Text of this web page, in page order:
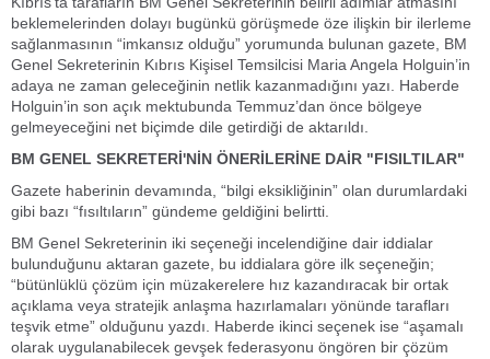
beklemelerinden dolayı bugünkü görüşmede öze ilişkin bir ilerleme
sağlanmasının “imkansız olduğu” yorumunda bulunan gazete, BM
Genel Sekreterinin Kıbrıs Kişisel Temsilcisi Maria Angela Holguin’in
adaya ne zaman geleceğinin netlik kazanmadığını yazı. Haberde
Holguin’in son açık mektubunda Temmuz’dan önce bölgeye
gelmeyeceğini net biçimde dile getirdiği de aktarıldı.
BM GENEL SEKRETERİ'NİN ÖNERİLERİNE DAİR "FISILTILAR"
Gazete haberinin devamında, “bilgi eksikliğinin” olan durumlardaki
gibi bazı “fısıltıların” gündeme geldiğini belirtti.
BM Genel Sekreterinin iki seçeneği incelendiğine dair iddialar
bulunduğunu aktaran gazete, bu iddialara göre ilk seçeneğin;
“bütünlüklü çözüm için müzakerelere hız kazandıracak bir ortak
açıklama veya stratejik anlaşma hazırlamaları yönünde tarafları
teşvik etme” olduğunu yazdı. Haberde ikinci seçenek ise “aşamalı
olarak uygulanabilecek gevşek federasyonu öngören bir çözüm